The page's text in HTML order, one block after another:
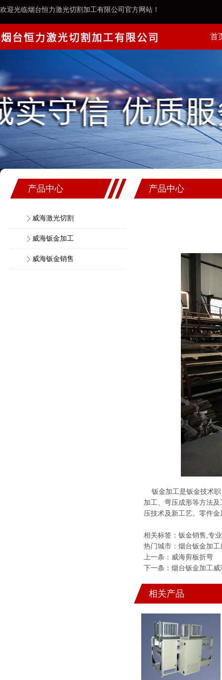
欢迎光临烟台恒力激光切割加工有限公司官方网站！
首
产品中心
威海激光切割
威海钣金加工
威海钣金销售
产品中心
钣金加工是钣金技术职
加工、弯压成形等方法
压技术及新工艺。零件
相关标签： 钣金销售 ,专
热门城市： 烟台钣金加工
上一条： 威海剪板折弯
下一条： 烟台钣金加工威
相关产品